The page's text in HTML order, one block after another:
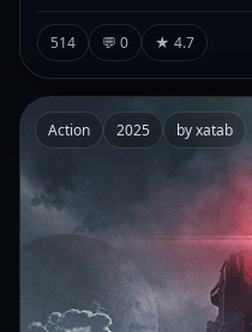
514 💬 0 ★ 4.7
Action 2025 by xatab